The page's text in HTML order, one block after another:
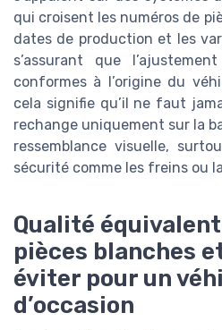
qui croisent les numéros de
dates de production et les
s’assurant que
conformes à l’origine du
cela signifie qu’il ne faut
rechange uniquement sur la
ressemblance visuelle,
sécurité comme les freins ou
Qualité
pièces blanches
éviter pour un
d’occasion
La piece auto
*En remplissant ce formulaire,
contacté(e) à des fins
ses partenaires.